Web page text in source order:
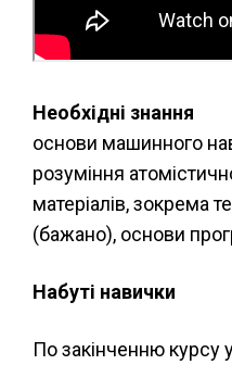
Необхідні знання
основи машинного
розуміння
матеріалів, зокрема
(бажано), основи
Набуті навички
По закінченню курсу